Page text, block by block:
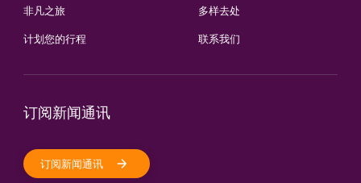
非凡之旅
计划您的行程
多样去处
联系我们
订阅新闻通讯
订阅新闻通讯